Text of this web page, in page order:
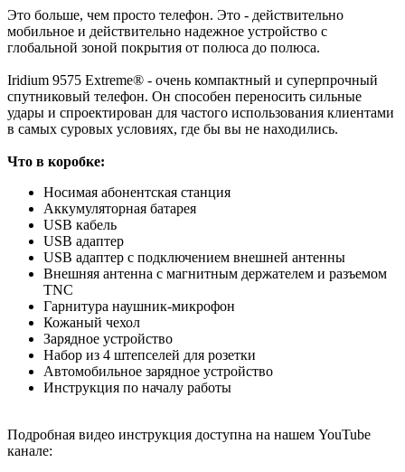
Это больше, чем просто телефон. Это - действительно
мобильное и действительно надежное устройство с
глобальной зоной покрытия от полюса до полюса.
Iridium 9575 Extreme® - очень компактный и суперпрочный
спутниковый телефон. Он способен переносить сильные
удары и спроектирован для частого использования клиентами
в самых суровых условиях, где бы вы не находились.
Что в коробке:
Носимая абонентская станция
Аккумуляторная батарея
USB кабель
USB адаптер
USB адаптер с подключением внешней антенны
Внешняя антенна с магнитным держателем и разъемом
TNC
Гарнитура наушник-микрофон
Кожаный чехол
Зарядное устройство
Набор из 4 штепселей для розетки
Автомобильное зарядное устройство
Инструкция по началу работы
Подробная видео инструкция доступна на нашем YouTube
канале: